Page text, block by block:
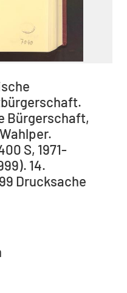
Bürgerschaft,
S, 1971-
14.
Drucksache